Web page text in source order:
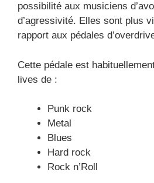
possibilité aux musiciens
d’agressivité. Elles sont plus
rapport aux pédales
Cette pédale est
lives de :
Punk rock
Metal
Blues
Hard rock
Rock n’Roll